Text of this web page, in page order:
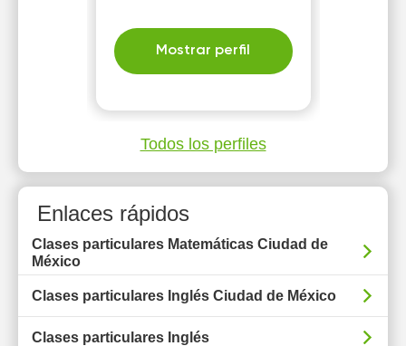
Mostrar perfil
Todos los perfiles
Enlaces rápidos
Clases particulares Matemáticas Ciudad de
México
Clases particulares Inglés Ciudad de México
Clases particulares Inglés